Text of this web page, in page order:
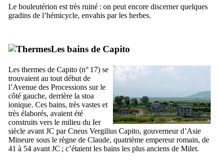
Le bouleutérion est très ruiné : on peut encore discerner quelques
gradins de l’hémicycle, envahis par les herbes.
Les bains de Capito
Les thermes de Capito (n° 17) se
trouvaient au tout début de
l’Avenue des Processions sur le
côté gauche, derrière la stoa
ionique. Ces bains, très vastes et
très élaborés, avaient été
construits vers le milieu du Ier
siècle avant JC parCneus Vergilius Capito, gouverneur d’Asie
Mineure sous le règne de Claude, quatrième empereur romain, de
41 à 54 avant JC ; c’étaient les bains les plus anciens de Milet.